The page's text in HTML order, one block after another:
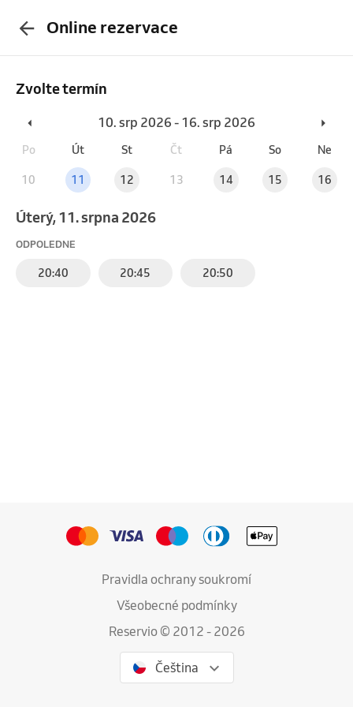
Online rezervace
Zvolte termín
10. srp 2026 - 16. srp 2026
Po Út St Čt Pá So Ne
10 11 12 13 14 15 16
úterý, 11. srpna 2026
ODPOLEDNE
20:40 20:45 20:50
Pravidla ochrany soukromí
Všeobecné podmínky
Reservio © 2012 - 2026
Čeština